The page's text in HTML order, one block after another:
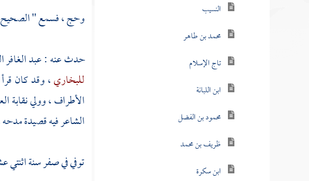
النسيب
محمد بن طاهر
تاج الإسلام
ابن اللبانة
محمود بن الفضل
ظريف بن محمد
ابن سكرة
وحج ، فسمع "
حدث عنه :عبد
للبخاري، وقد كان
الأطراف ، وولي نقابة
الشاعر فيه قصيدة مدحه
توفي في صفر سنة اثنتي